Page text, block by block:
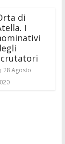
di
I
28 Agosto